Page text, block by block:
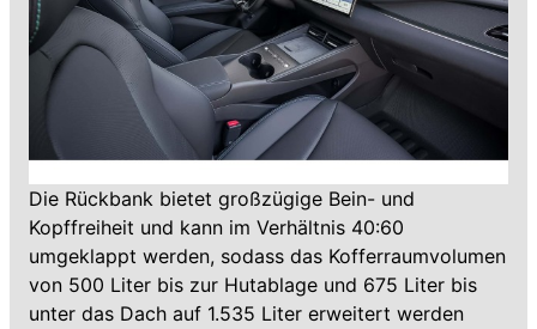
Die Rückbank bietet großzügige Bein- und
Kopffreiheit und kann im Verhältnis 40:60
umgeklappt werden, sodass das Kofferraumvolumen
von 500 Liter bis zur Hutablage und 675 Liter bis
unter das Dach auf 1.535 Liter erweitert werden